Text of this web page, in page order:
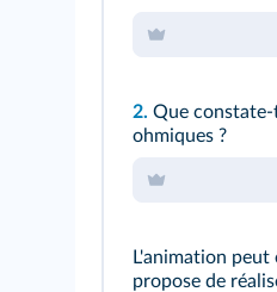
2. Que
ohmiques ?
L'animation
propose de